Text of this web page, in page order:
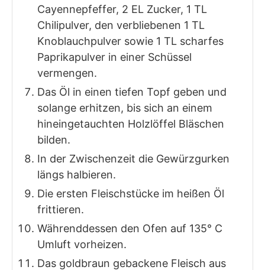
Cayennepfeffer, 2 EL Zucker, 1 TL
Chilipulver, den verbliebenen 1 TL
Knoblauchpulver sowie 1 TL scharfes
Paprikapulver in einer Schüssel
vermengen.
Das Öl in einen tiefen Topf geben und
solange erhitzen, bis sich an einem
hineingetauchten Holzlöffel Bläschen
bilden.
In der Zwischenzeit die Gewürzgurken
längs halbieren.
Die ersten Fleischstücke im heißen Öl
frittieren.
Währenddessen den Ofen auf 135° C
Umluft vorheizen.
Das goldbraun gebackene Fleisch aus